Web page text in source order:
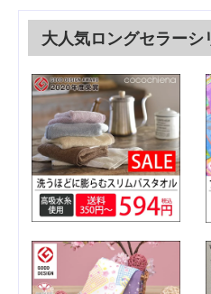
大人気ロングセラーシ